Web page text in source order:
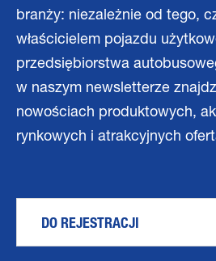
branży: niezależnie od tego,
właścicielem pojazdu
przedsiębiorstwa
w naszym newsletterze
nowościach produktowych,
rynkowych i atrakcyjnych
DO REJESTRACJI